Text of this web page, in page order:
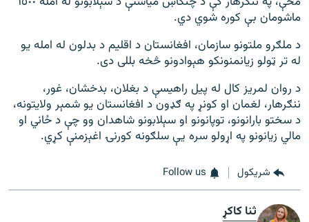
ماشومان بې کوره شوي دي.
د ملګرو ملتونو سازمان، افغانستان د اقلیم د بدلون له امله یو
له تر ټولو زیانمنونکو هېوادونو څخه بللی دی.
د روان لمریز کال له پیل راهیسې د بغلان، بدخشان، غور،
ننګرهار، لغمان او کونړ په ګډون د افغانستان یو شمېر ولایتونه،
د سختو بارانونو، توپانونو او سېلابونو شاهدان وو چې د ځاني او
مالي زیانونو په اړولو سره یې سلګونه کورنۍ اغېزمنې کړي.
شريکول Follow us
ثنا کاکړ